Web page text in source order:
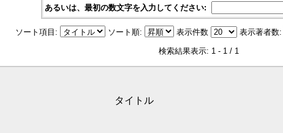
あるいは、最初の数文字を入力してください:
ソート項目: ソート順: 表示件数 表示著者数:
検索結果表示: 1 - 1 / 1
タイトル